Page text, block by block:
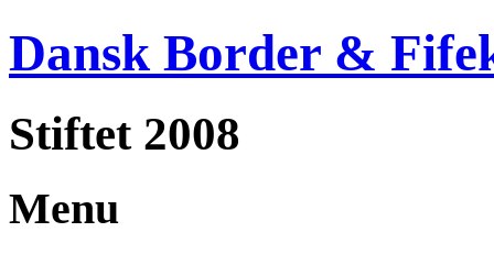
Dansk Border &
Stiftet 2008
Menu